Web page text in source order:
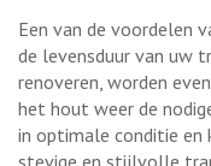
Een van de voordelen
de levensduur van uw
renoveren, worden
het hout weer de
in optimale conditie en